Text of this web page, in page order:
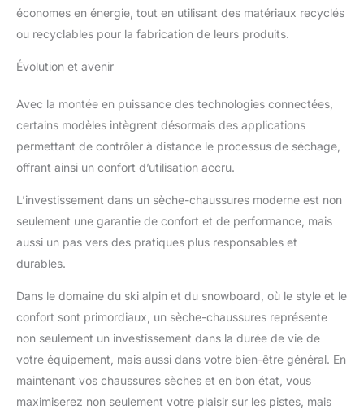
économes en énergie, tout en utilisant des matériaux recyclés
ou recyclables pour la fabrication de leurs produits.
Évolution et avenir
Avec la montée en puissance des technologies connectées,
certains modèles intègrent désormais des applications
permettant de contrôler à distance le processus de séchage,
offrant ainsi un confort d’utilisation accru.
L’investissement dans un sèche-chaussures moderne est non
seulement une garantie de confort et de performance, mais
aussi un pas vers des pratiques plus responsables et
durables.
Dans le domaine du ski alpin et du snowboard, où le style et le
confort sont primordiaux, un sèche-chaussures représente
non seulement un investissement dans la durée de vie de
votre équipement, mais aussi dans votre bien-être général. En
maintenant vos chaussures sèches et en bon état, vous
maximiserez non seulement votre plaisir sur les pistes, mais